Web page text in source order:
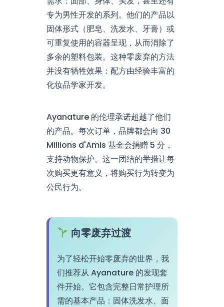
专为男性开发的系列。他们的产品以
固体形式（肥皂、洗发水、牙膏）或
可重复使用的容器呈现，从而消除了
多余的塑料包装。这种零废弃的方法
并没有牺牲效果：配方由经验丰富的
化妆品学家开发。
Ayanature 的伦理承诺超越了他们
的产品。每次订单，品牌都会向 30
Millions d'Amis 基金会捐赠 5 分，
支持动物保护。这一团结的举措让每
次购买更有意义，将购买行为转变为
公民行为。
向零废弃过渡
为了轻松开始零废弃的世界，我
们推荐从 Ayanature 的发现套
件开始。它包含完整日常护理所
需的基本产品：固体洗发水、面